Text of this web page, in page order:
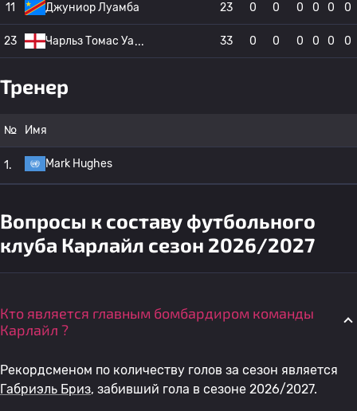
11 Джуниор Луамба 23 0 0 0 0 0 0
23 Чарльз Томас Уа 33 0 0 0 0 0 0
Тренер
№ Имя
1. Mark Hughes
Вопросы к составу футбольного
клуба Карлайл сезон 2026/2027
Кто является главным бомбардиром команды
Карлайл ?
Рекордсменом по количеству голов за сезон является
Габриэль Бриз, забивший гола в сезоне 2026/2027.